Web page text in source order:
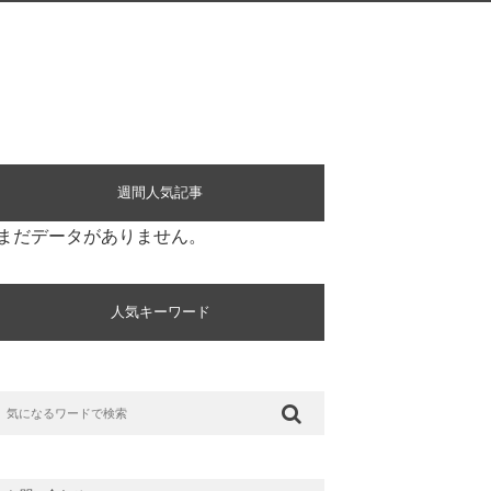
週間人気記事
まだデータがありません。
人気キーワード